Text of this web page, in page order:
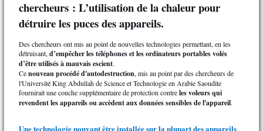
chercheurs : L’utilisation de la chaleur pour
détruire les puces des appareils.
Des chercheurs ont mis au point de nouvelles technologies permettant, en les
détruisant, d’empêcher les téléphones et les ordinateurs portables volés
d’être utilisés à mauvais escient.
Cenouveau procédé d'autodestruction, mis au point par des chercheurs de
l'Université King Abdullah de Science et Technologie en Arabie Saoudite
fournirait une couche supplémentaire de protection contreles voleurs qui
revendent les appareils ou accèdent aux données sensibles de l'appareil.
Une technologie pouvant être installée sur la plupart des appareils